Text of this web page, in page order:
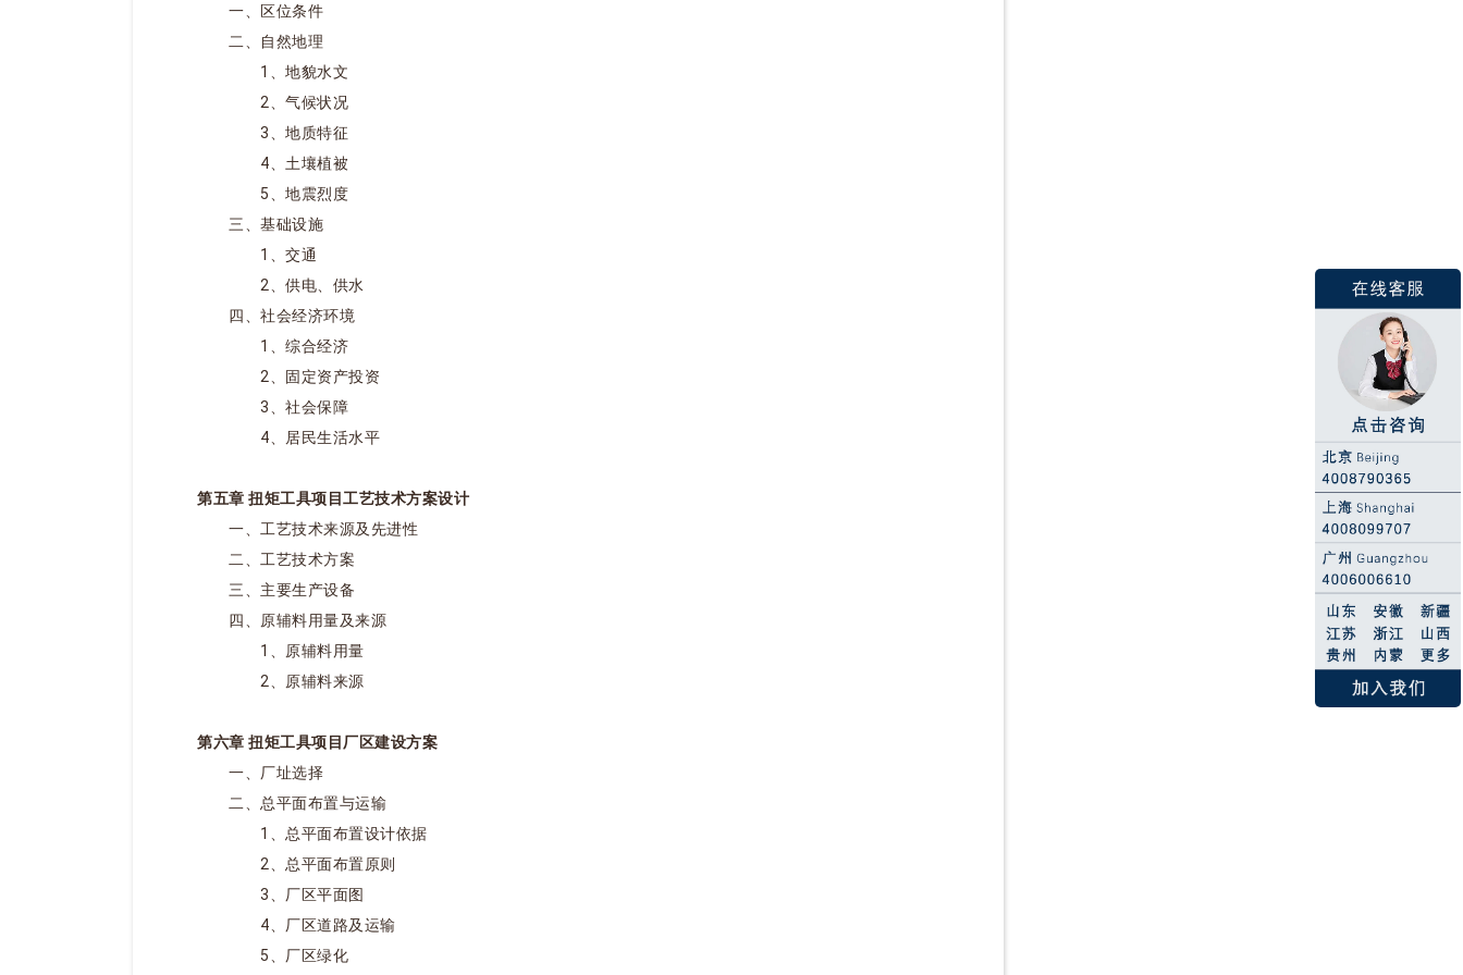
一、区位条件
二、自然地理
1、地貌水文
2、气候状况
3、地质特征
4、土壤植被
5、地震烈度
三、基础设施
1、交通
2、供电、供水
四、社会经济环境
1、综合经济
2、固定资产投资
3、社会保障
4、居民生活水平
第五章 扭矩工具项目工艺技术方案设计
一、工艺技术来源及先进性
二、工艺技术方案
三、主要生产设备
四、原辅料用量及来源
1、原辅料用量
2、原辅料来源
第六章 扭矩工具项目厂区建设方案
一、厂址选择
二、总平面布置与运输
1、总平面布置设计依据
2、总平面布置原则
3、厂区平面图
4、厂区道路及运输
5、厂区绿化